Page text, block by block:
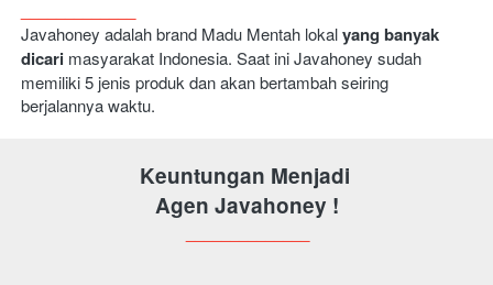
Javahoney adalah brand Madu Mentah lokalyang banyak
dicari masyarakat Indonesia. Saat ini Javahoney sudah
memiliki 5 jenis produk dan akan bertambah seiring
berjalannya waktu.
Keuntungan Menjadi
Agen Javahoney !